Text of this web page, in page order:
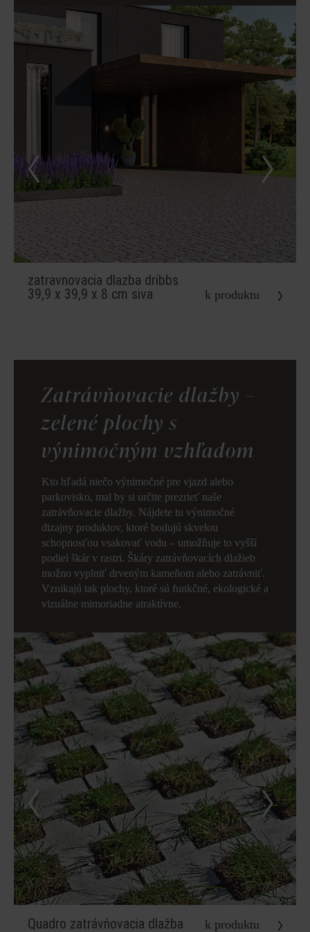
zatravnovacia dlazba dribbs
39,9 x 39,9 x 8 cm siva
k produktu
Zatrávňovacie dlažby –
zelené plochy s
výnimočným vzhľadom
Kto hľadá niečo výnimočné pre vjazd alebo
parkovisko, mal by si určite prezrieť naše
zatrávňovacie dlažby. Nájdete tu výnimočné
dizajny produktov, ktoré bodujú skvelou
schopnosťou vsakovať vodu – umožňuje to vyšší
podiel škár v rastri. Škáry zatrávňovacích dlažieb
možno vyplniť drveným kameňom alebo zatrávniť.
Vznikajú tak plochy, ktoré sú funkčné, ekologické a
vizuálne mimoriadne atraktívne.
Quadro zatrávňovacia dlažba k produktu